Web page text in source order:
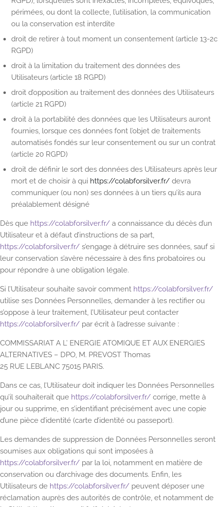
périmées, ou dont la collecte, l’utilisation, la communication
ou la conservation est interdite
droit de retirer à tout moment un consentement (article 13-2c
RGPD)
droit à la limitation du traitement des données des
Utilisateurs (article 18 RGPD)
droit d’opposition au traitement des données des Utilisateurs
(article 21 RGPD)
droit à la portabilité des données que les Utilisateurs auront
fournies, lorsque ces données font l’objet de traitements
automatisés fondés sur leur consentement ou sur un contrat
(article 20 RGPD)
droit de définir le sort des données des Utilisateurs après leur
mort et de choisir à qui https://colabforsilver.fr/devra
communiquer (ou non) ses données à un tiers qu’ils aura
préalablement désigné
Dès que https://colabforsilver.fr/ a connaissance du décès d’un
Utilisateur et à défaut d’instructions de sa part,
https://colabforsilver.fr/ s’engage à détruire ses données, sauf si
leur conservation s’avère nécessaire à des fins probatoires ou
pour répondre à une obligation légale.
Si l’Utilisateur souhaite savoir comment https://colabforsilver.fr/
utilise ses Données Personnelles, demander à les rectifier ou
s’oppose à leur traitement, l’Utilisateur peut contacter
https://colabforsilver.fr/ par écrit à l’adresse suivante :
COMMISSARIAT A L’ ENERGIE ATOMIQUE ET AUX ENERGIES
ALTERNATIVES – DPO, M. PREVOST Thomas
25 RUE LEBLANC 75015 PARIS.
Dans ce cas, l’Utilisateur doit indiquer les Données Personnelles
qu’il souhaiterait que https://colabforsilver.fr/ corrige, mette à
jour ou supprime, en s’identifiant précisément avec une copie
d’une pièce d’identité (carte d’identité ou passeport).
Les demandes de suppression de Données Personnelles seront
soumises aux obligations qui sont imposées à
https://colabforsilver.fr/ par la loi, notamment en matière de
conservation ou d’archivage des documents. Enfin, les
Utilisateurs de https://colabforsilver.fr/ peuvent déposer une
réclamation auprès des autorités de contrôle, et notamment de